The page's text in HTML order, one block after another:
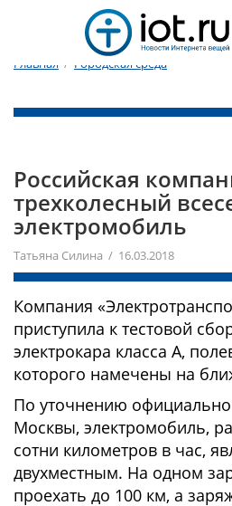
Главная / Городская среда
Российская
трехколесный
электромобиль
Татьяна Силина / 16.03.2018
Компания
приступила к тестовой
электрокара класса А,
которого намечены на
По уточнению
Москвы, электромобиль,
сотни километров в час,
двухместным. На одном
проехать до 100 км, а